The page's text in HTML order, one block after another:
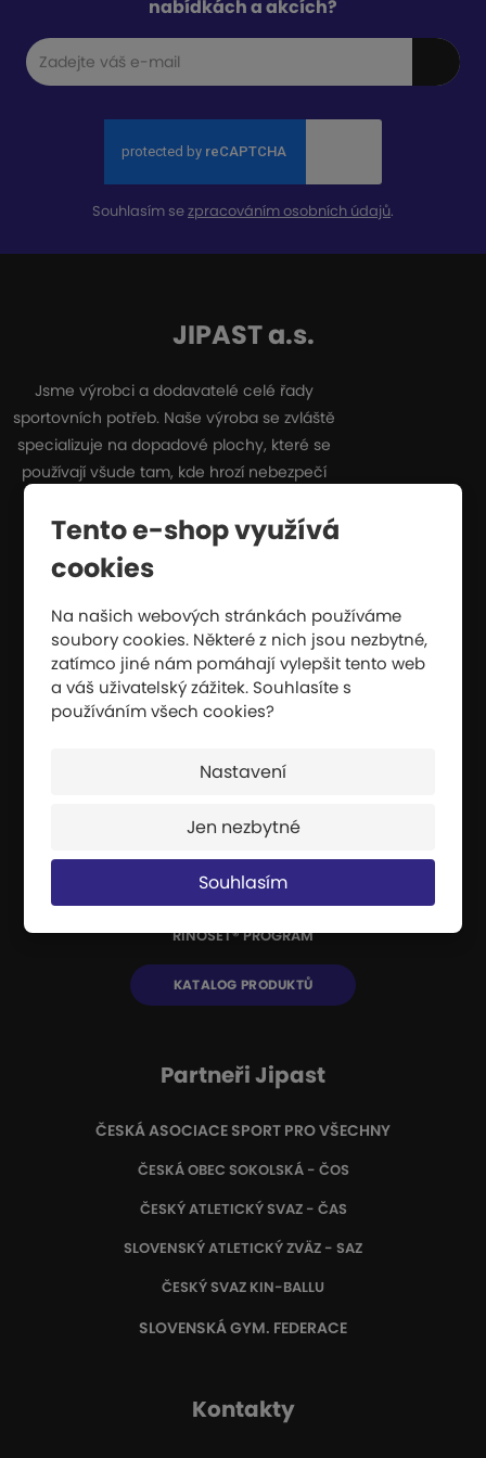
Tento e-shop využívá
cookies
Na našich webových stránkách používáme
soubory cookies. Některé z nich jsou nezbytné,
zatímco jiné nám pomáhají vylepšit tento web
a váš uživatelský zážitek. Souhlasíte s
používáním všech cookies?
Nastavení
Jen nezbytné
Souhlasím
nabídkách a akcích?
Souhlasím sezpracováním osobních údajů.
JIPAST a.s.
Jsme výrobci a dodavatelé celé řady
sportovních potřeb. Naše výroba se zvláště
specializuje na dopadové plochy, které se
používají všude tam, kde hrozí nebezpečí
rychlosti.
CERTIFIKÁTY
VRÁCENÍ ZBOŽÍ / REKLAMACE
Nejprodávanější
ULTRALEHKÁ ŽÍNĚNKA 200X100X6CM
DĚTSKÁ ATLETICKÁ SADA
GYMNASTICKÝ KOBEREC
RINOSET® PROGRAM
KATALOG PRODUKTŮ
Partneři Jipast
ČESKÁ ASOCIACE SPORT PRO VŠECHNY
ČESKÁ OBEC SOKOLSKÁ - ČOS
ČESKÝ ATLETICKÝ SVAZ - ČAS
SLOVENSKÝ ATLETICKÝ ZVÄZ - SAZ
ČESKÝ SVAZ KIN-BALLU
SLOVENSKÁ GYM. FEDERACE
Kontakty